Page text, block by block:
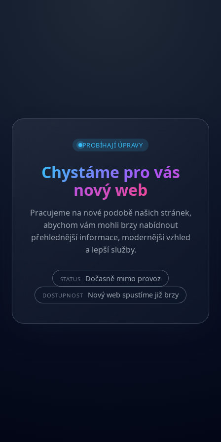
PROBÍHAJÍ ÚPRAVY
Chystáme pro vás
nový web
Pracujeme na nové podobě našich stránek,
abychom vám mohli brzy nabídnout
přehlednější informace, modernější vzhled
a lepší služby.
STATUS Dočasně mimo provoz
DOSTUPNOST Nový web spustíme již brzy